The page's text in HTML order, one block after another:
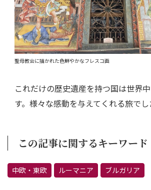
聖母教会に描かれた色鮮やかなフレスコ画
これだけの歴史遺産を持つ国は世界
す。様々な感動を与えてくれる旅でし
この記事に関するキーワード
中欧・東欧 ルーマニア ブルガリア